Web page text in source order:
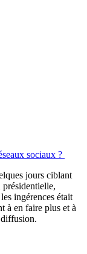
sociaux ?
jours ciblant
présidentielle,
ingérences était
à en faire plus et à